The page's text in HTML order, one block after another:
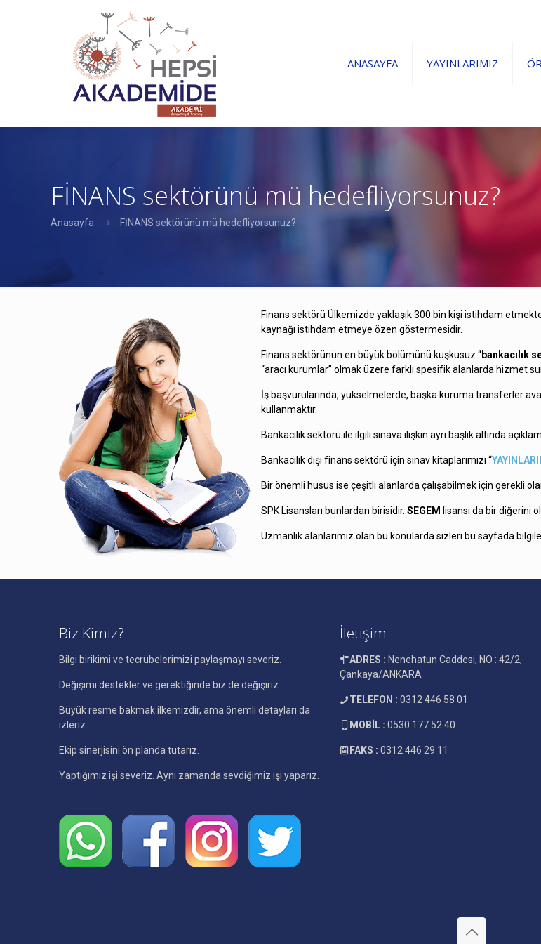
ANASAYFA YAYINLARIMIZ
FİNANS sektörünü mü hedefliyorsunuz?
Anasayfa FİNANS sektörünü mü hedefliyorsunuz?
Finans sektörü Ülkemizde yaklaşık 300 bin kişi istihdam
kaynağı istihdam etmeye özen göstermesidir.
Finans sektörünün en büyük bölümünü kuşkusuz “bankacılık
“aracı kurumlar” olmak üzere farklı spesifik alanlarda hizmet
İş başvurularında, yükselmelerde, başka kuruma transferler
kullanmaktır.
Bankacılık sektörü ile ilgili sınava ilişkin ayrı başlık altında
Bankacılık dışı finans sektörü için sınav kitaplarımızı “
Bir önemli husus ise çeşitli alanlarda çalışabilmek için gerekli
SPK Lisansları bunlardan birisidir. SEGEM lisansı da bir diğerini
Uzmanlık alanlarımız olan bu konularda sizleri bu sayfada
Biz Kimiz?
Bilgi birikimi ve tecrübelerimizi paylaşmayı severiz.
Değişimi destekler ve gerektiğinde biz de değişiriz.
Büyük resme bakmak ilkemizdir, ama önemli detayları da
izleriz.
Ekip sinerjisini ön planda tutarız.
Yaptığımız işi severiz. Aynı zamanda sevdiğimiz işi yaparız.
İletişim
ADRES : Nenehatun Caddesi, NO : 42/2,
Çankaya/ANKARA
TELEFON : 0312 446 58 01
MOBİL : 0530 177 52 40
FAKS : 0312 446 29 11